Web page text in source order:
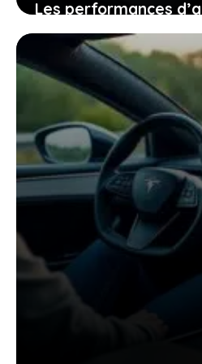
Les performances
autoroutière du tesla
changer votre
électrique
25 janvier 2026